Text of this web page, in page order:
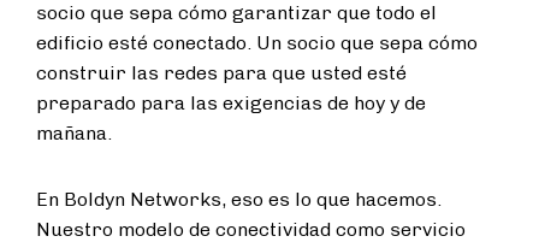
socio que sepa cómo garantizar que todo el
edificio esté conectado. Un socio que sepa cómo
construir las redes para que usted esté
preparado para las exigencias de hoy y de
mañana.
En Boldyn Networks, eso es lo que hacemos.
Nuestro modelo de conectividad como servicio